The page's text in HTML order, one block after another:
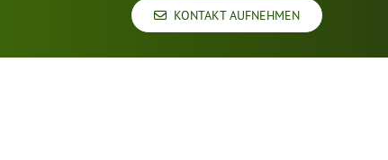
KONTAKT AUFNEHMEN